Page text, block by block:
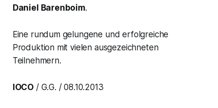
Daniel Barenboim.
Eine rundum gelungene und erfolgreiche
Produktion mit vielen ausgezeichneten
Teilnehmern.
IOCO / G.G. / 08.10.2013